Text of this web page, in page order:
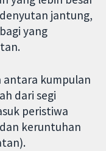
jantung,
yang
antara kumpulan
dari segi
peristiwa
keruntuhan